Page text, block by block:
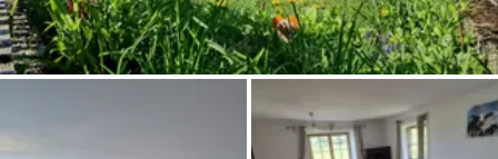
Zelt- & Stellplätze